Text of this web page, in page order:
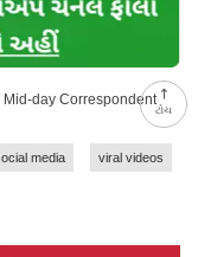
ટોચ
Mid-day Correspondent
media viral videos